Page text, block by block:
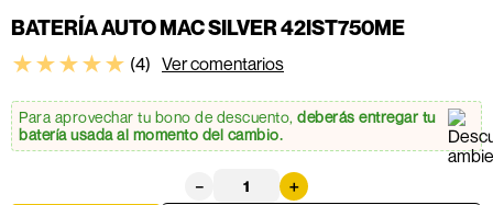
BATERÍA AUTO MAC SILVER 42IST750ME
★★★★★ (4) Ver comentarios
Para aprovechar tu bono de descuento, deberás entregar tu
batería usada al momento del cambio.
＋
－